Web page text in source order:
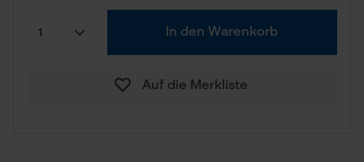
In den Warenkorb
Auf die Merkliste